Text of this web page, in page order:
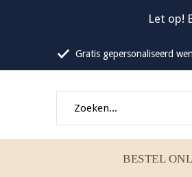
BESTEL
Gratis gepersonaliseerd
Let op!